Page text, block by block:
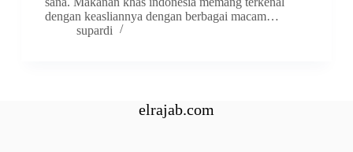
dengan keasliannya dengan berbagai macam…
supardi
elrajab.com